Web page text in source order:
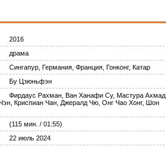
2016
драма
Сингапур, Германия, Франция, Гонконг, Катар
Бу Цзюньфэн
Фирдаус Рахман, Ван Ханафи Су, Мастура Ахмад,
Криспиан Чан, Джералд Чю, Онг Чао Хонг, Шон
(115 мин. / 01:55)
22 июль 2024